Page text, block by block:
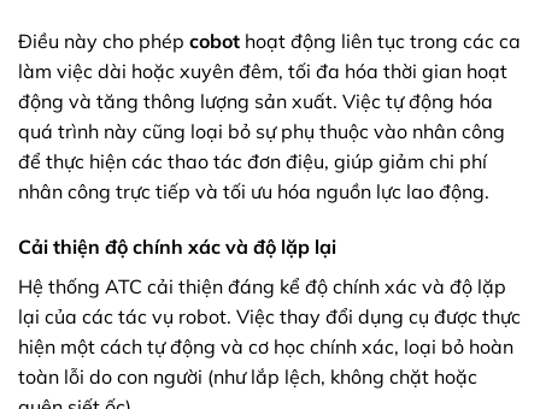
Điều này cho phép cobot hoạt động liên tục trong các ca
làm việc dài hoặc xuyên đêm, tối đa hóa thời gian hoạt
động và tăng thông lượng sản xuất. Việc tự động hóa
quá trình này cũng loại bỏ sự phụ thuộc vào nhân công
để thực hiện các thao tác đơn điệu, giúp giảm chi phí
nhân công trực tiếp và tối ưu hóa nguồn lực lao động.
Cải thiện độ chính xác và độ lặp lại
Hệ thống ATC cải thiện đáng kể độ chính xác và độ lặp
lại của các tác vụ robot. Việc thay đổi dụng cụ được thực
hiện một cách tự động và cơ học chính xác, loại bỏ hoàn
toàn lỗi do con người (như lắp lệch, không chặt hoặc